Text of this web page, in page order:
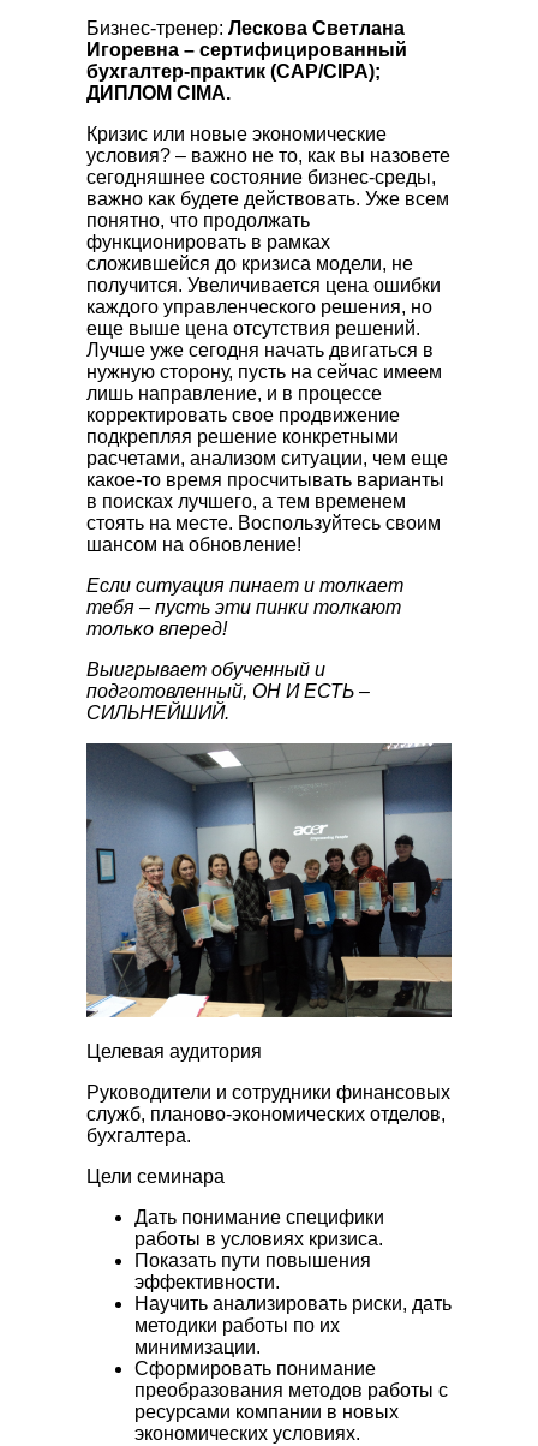
Бизнес-тренер: Лескова Светлана
Игоревна – сертифицированный
бухгалтер-практик (CAP/CIPA);
ДИПЛОМ CIMA.
Кризис или новые экономические
условия? – важно не то, как вы назовете
сегодняшнее состояние бизнес-среды,
важно как будете действовать. Уже всем
понятно, что продолжать
функционировать в рамках
сложившейся до кризиса модели, не
получится. Увеличивается цена ошибки
каждого управленческого решения, но
еще выше цена отсутствия решений.
Лучше уже сегодня начать двигаться в
нужную сторону, пусть на сейчас имеем
лишь направление, и в процессе
корректировать свое продвижение
подкрепляя решение конкретными
расчетами, анализом ситуации, чем еще
какое-то время просчитывать варианты
в поисках лучшего, а тем временем
стоять на месте. Воспользуйтесь своим
шансом на обновление!
Если ситуация пинает и толкает
тебя – пусть эти пинки толкают
только вперед!
Выигрывает обученный и
подготовленный, ОН И ЕСТЬ –
СИЛЬНЕЙШИЙ.
Целевая аудитория
Руководители и сотрудники финансовых
служб, планово-экономических отделов,
бухгалтера.
Цели семинара
Дать понимание специфики
работы в условиях кризиса.
Показать пути повышения
эффективности.
Научить анализировать риски, дать
методики работы по их
минимизации.
Сформировать понимание
преобразования методов работы с
ресурсами компании в новых
экономических условиях.